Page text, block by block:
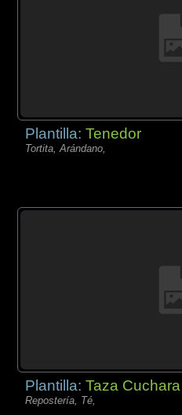
Plantilla:Tenedor
Tortita, Arándano,
Plantilla:Taza Cuchara
Repostería, Té,